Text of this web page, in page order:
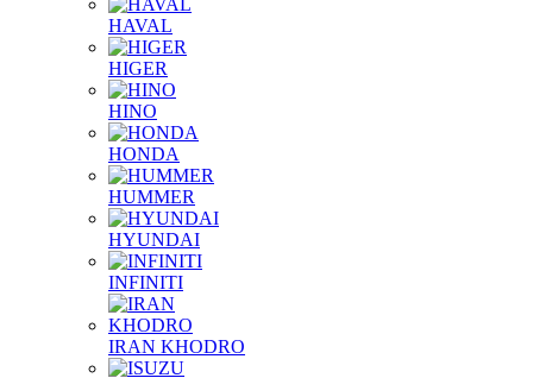
HAVAL
HIGER
HINO
HONDA
HUMMER
HYUNDAI
INFINITI
IRAN KHODRO